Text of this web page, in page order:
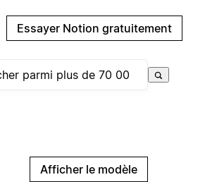
Essayer Notion gratuitement
Afficher le modèle